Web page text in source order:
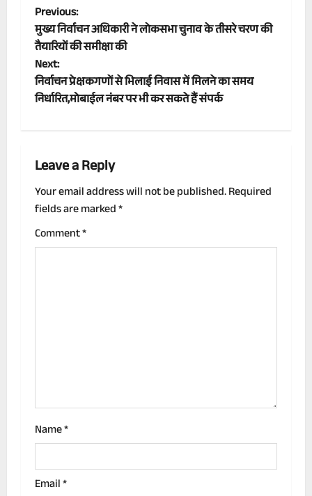
P
o
s
t
a
v
i
g
n
Previous:
मुख्य निर्वाचन अधिकारी ने लोकसभा चुनाव के तीसरे चरण की
तैयारियों की समीक्षा की
Next:
निर्वाचन प्रेक्षकगणों से भिलाई निवास में मिलने का समय
निर्धारित,मोबाईल नंबर पर भी कर सकते हैं संपर्क
Leave a Reply
Your email address will not be published.Required
fields are marked*
Comment*
Name*
Email*